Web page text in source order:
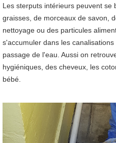
Les sterputs intérieurs peuvent se
graisses, de morceaux de savon,
nettoyage ou des particules
s'accumuler dans les
passage de l'eau. Aussi on
hygiéniques, des cheveux, les
bébé.